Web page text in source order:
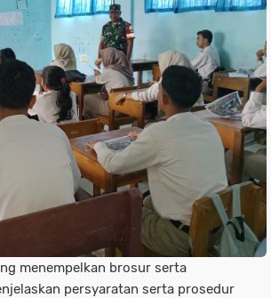
menempelkan brosur serta
persyaratan serta prosedur